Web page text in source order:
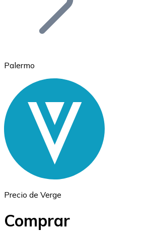
Ethereum
Palermo
Precio de Verge
Comprar